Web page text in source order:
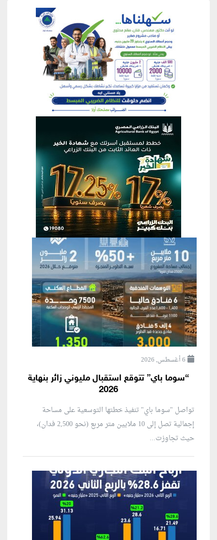
منطقة إعلانية
منطقة إعلانية
6 أغسطس, 2026
“سوما باي” تتوقع استقبال مليوني زائر بنهاية
2026
تواصل "سوما باي" تنفيذ خطتها التوسعية على مساحة
إجمالية تصل إلى 10 ملايين متر مربع (نحو 2,500 فدان)،
حيث تجاوزت...